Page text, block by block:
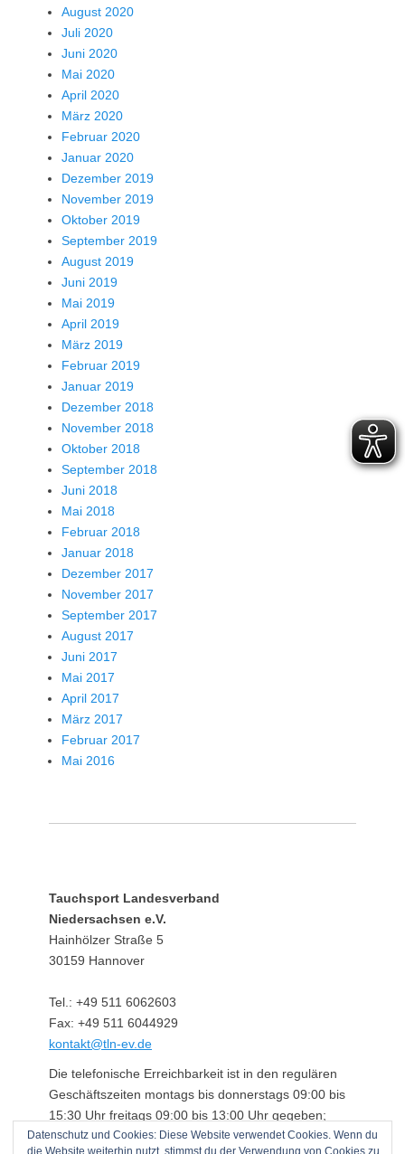
August 2020
Juli 2020
Juni 2020
Mai 2020
April 2020
März 2020
Februar 2020
Januar 2020
Dezember 2019
November 2019
Oktober 2019
September 2019
August 2019
Juni 2019
Mai 2019
April 2019
März 2019
Februar 2019
Januar 2019
Dezember 2018
November 2018
Oktober 2018
September 2018
Juni 2018
Mai 2018
Februar 2018
Januar 2018
Dezember 2017
November 2017
September 2017
August 2017
Juni 2017
Mai 2017
April 2017
März 2017
Februar 2017
Mai 2016
Tauchsport Landesverband
Niedersachsen e.V.
Hainhölzer Straße 5
30159 Hannover
Tel.: +49 511 6062603
Fax: +49 511 6044929
kontakt@tln-ev.de
Die telefonische Erreichbarkeit ist in den regulären
Geschäftszeiten montags bis donnerstags 09:00 bis
15:30 Uhr freitags 09:00 bis 13:00 Uhr gegeben;
darüber hinaus über einen angeschlossenen
Datenschutz und Cookies: Diese Website verwendet Cookies. Wenn du
die Website weiterhin nutzt, stimmst du der Verwendung von Cookies zu.